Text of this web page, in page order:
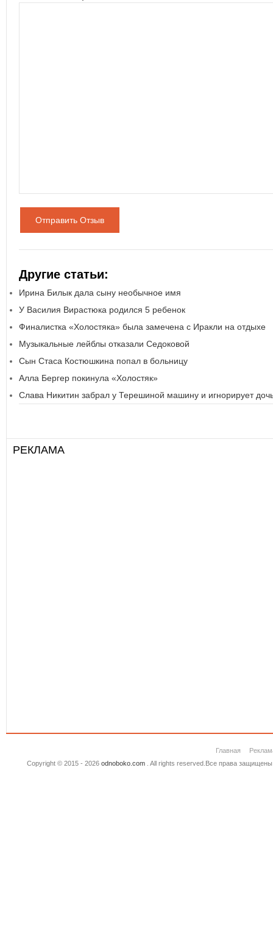
Отправить Отзыв
Другие статьи:
Ирина Билык дала сыну необычное имя
У Василия Вирастюка родился 5 ребенок
Финалистка «Холостяка» была замечена с Иракли на отдыхе
Музыкальные лейблы отказали Седоковой
Сын Стаса Костюшкина попал в больницу
Алла Бергер покинула «Холостяк»
Слава Никитин забрал у Терешиной машину и игнорирует
РЕКЛАМА
Главная
Copyright © 2015 - 2026 odnoboko.com. All rights reserved.Все права защищены.